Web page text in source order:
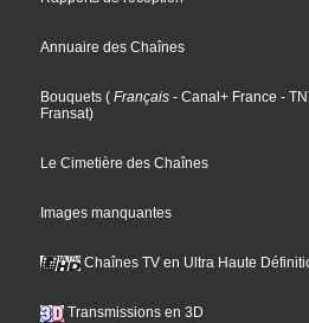
Annuaire des Chaînes
Bouquets ( Français - Canal+ France -
Fransat)
Le Cimetière des Chaînes
Images manquantes
Chaînes TV en Ultra Haute
Transmissions en 3D